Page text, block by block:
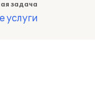
задача